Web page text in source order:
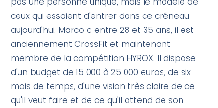
ceux qui essaient d'entrer dans ce créneau
aujourd'hui. Marco a entre 28 et 35 ans, il est
anciennement CrossFit et maintenant
membre de la compétition HYROX. Il dispose
d'un budget de 15 000 à 25 000 euros, de six
mois de temps, d'une vision très claire de ce
qu'il veut faire et de ce qu'il attend de son